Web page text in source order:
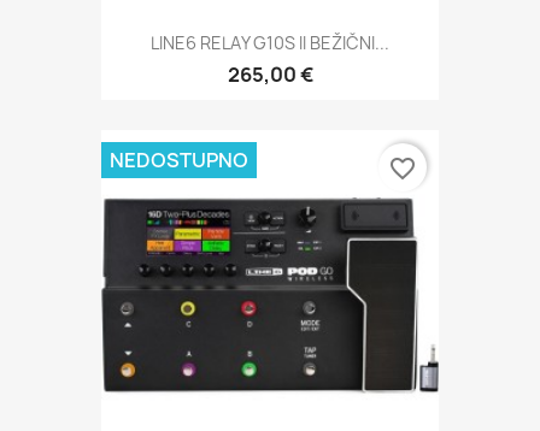
LINE6 RELAY G10S II BEŽIČNI...
265,00 €
NEDOSTUPNO favorite_border